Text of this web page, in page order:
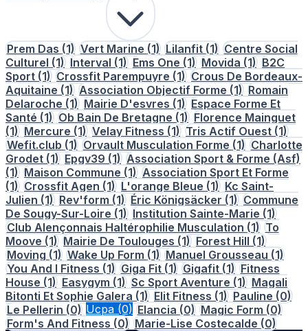
Prem Das (1) Vert Marine (1) Lilanfit (1) Centre Social
Culturel (1) Interval (1) Ems One (1) Movida (1) B2C
Sport (1) Crossfit Parempuyre (1) Crous De Bordeaux-
Aquitaine (1) Association Objectif Forme (1) Romain
Delaroche (1) Mairie D'esvres (1) Espace Forme Et
Santé (1) Ob Bain De Bretagne (1) Florence Mainguet
(1) Mercure (1) Velay Fitness (1) Tris Actif Ouest (1)
Wefit.club (1) Orvault Musculation Forme (1) Charlotte
Grodet (1) Epgv39 (1) Association Sport & Forme (Asf)
(1) Maison Commune (1) Association Sport Et Forme
(1) Crossfit Agen (1) L'orange Bleue (1) Kc Saint-
Julien (1) Rev'form (1) Éric Königsäcker (1) Commune
De Sougy-Sur-Loire (1) Institution Sainte-Marie (1)
Club Alençonnais Haltérophilie Musculation (1) To
Moove (1) Mairie De Toulouges (1) Forest Hill (1)
Moving (1) Wake Up Form (1) Manuel Grousseau (1)
You And I Fitness (1) Giga Fit (1) Gigafit (1) Fitness
House (1) Easygym (1) Sc Sport Aventure (1) Magali
Bitonti Et Sophie Galera (1) Elit Fitness (1) Pauline (0)
Le Pellerin (0) Ucpa (0) Elancia (0) Magic Form (0)
Form's And Fitness (0) Marie-Lise Costecalde (0)